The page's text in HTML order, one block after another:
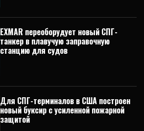
EXMAR переоборудует новый СПГ-
танкер в плавучую заправочную
станцию для судов
Для СПГ-терминалов в США построен
новый буксир с усиленной пожарной
защитой